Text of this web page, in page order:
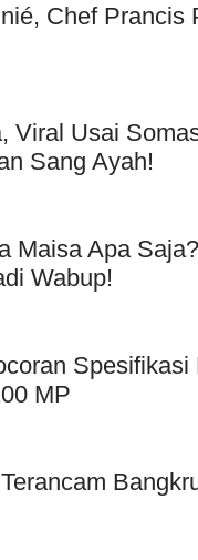
Chef Prancis
Viral Usai
Sang Ayah!
Maisa Apa
Wabup!
MP